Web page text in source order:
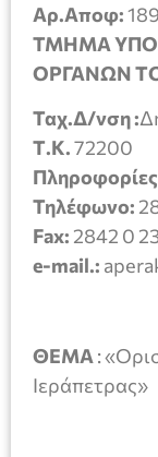
Αρ.Αποφ:
ΤΜΗΜΑ
ΟΡΓΑΝΩΝ
Ταχ.Δ/νση :
Τ.Κ.72200
Τηλέφωνο:
Fax: 2842 0
e-mail.:
ΘΕΜΑ :
Ιεράπετρας»